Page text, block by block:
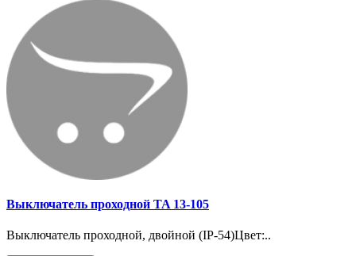
Выключатель проходной TA 13-105
Выключатель проходной, двойной (IP-54)Цвет:..